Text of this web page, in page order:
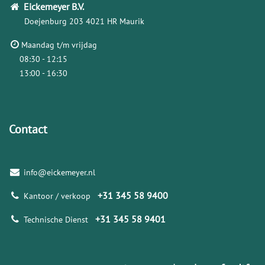
Eickemeyer B.V.
Doejenburg 203 4021 HR Maurik
Maandag t/m vrijdag
08:30 - 12:15
13:00 - 16:30
Contact
info@eickemeyer.nl
Kantoor / verkoop +31 345 58 9400
Technische Dienst +31 345 58 9401